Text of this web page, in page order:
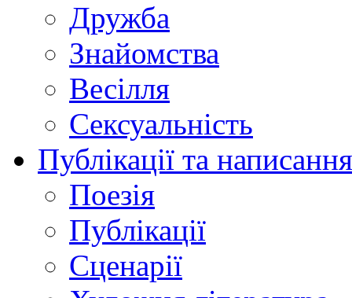
Дружба
Знайомства
Весілля
Сексуальність
Публікації та
Поезія
Публікації
Сценарії